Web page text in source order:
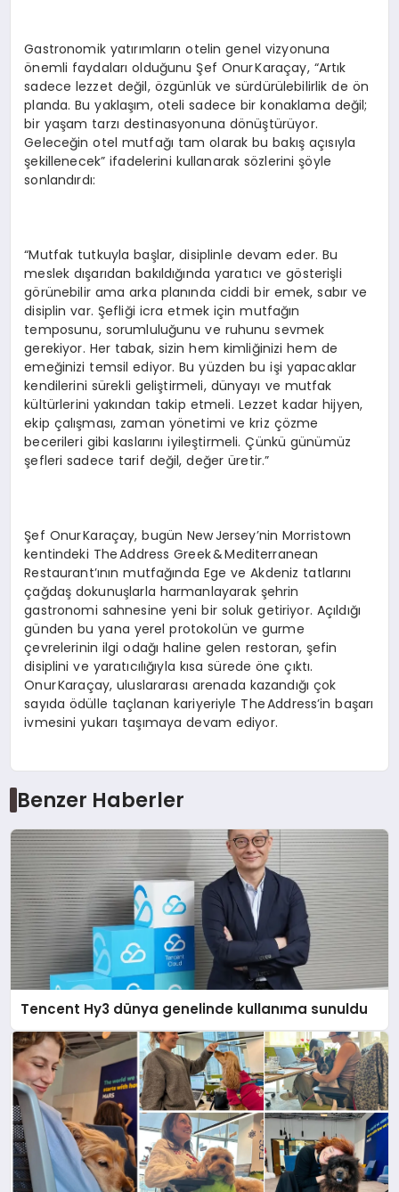
Gastronomik yatırımların otelin genel vizyonuna
önemli faydaları olduğunu Şef Onur Karaçay, “Artık
sadece lezzet değil, özgünlük ve sürdürülebilirlik de ön
planda. Bu yaklaşım, oteli sadece bir konaklama değil;
bir yaşam tarzı destinasyonuna dönüştürüyor.
Geleceğin otel mutfağı tam olarak bu bakış açısıyla
şekillenecek” ifadelerini kullanarak sözlerini şöyle
sonlandırdı:
“Mutfak tutkuyla başlar, disiplinle devam eder. Bu
meslek dışarıdan bakıldığında yaratıcı ve gösterişli
görünebilir ama arka planında ciddi bir emek, sabır ve
disiplin var. Şefliği icra etmek için mutfağın
temposunu, sorumluluğunu ve ruhunu sevmek
gerekiyor. Her tabak, sizin hem kimliğinizi hem de
emeğinizi temsil ediyor. Bu yüzden bu işi yapacaklar
kendilerini sürekli geliştirmeli, dünyayı ve mutfak
kültürlerini yakından takip etmeli. Lezzet kadar hijyen,
ekip çalışması, zaman yönetimi ve kriz çözme
becerileri gibi kaslarını iyileştirmeli. Çünkü günümüz
şefleri sadece tarif değil, değer üretir.”
Şef Onur Karaçay, bugün New Jersey’nin Morristown
kentindeki The Address Greek & Mediterranean
Restaurant’ının mutfağında Ege ve Akdeniz tatlarını
çağdaş dokunuşlarla harmanlayarak şehrin
gastronomi sahnesine yeni bir soluk getiriyor. Açıldığı
günden bu yana yerel protokolün ve gurme
çevrelerinin ilgi odağı haline gelen restoran, şefin
disiplini ve yaratıcılığıyla kısa sürede öne çıktı.
Onur Karaçay, uluslararası arenada kazandığı çok
sayıda ödülle taçlanan kariyeriyle The Address’in başarı
ivmesini yukarı taşımaya devam ediyor.
Benzer Haberler
Tencent Hy3 dünya genelinde kullanıma sunuldu